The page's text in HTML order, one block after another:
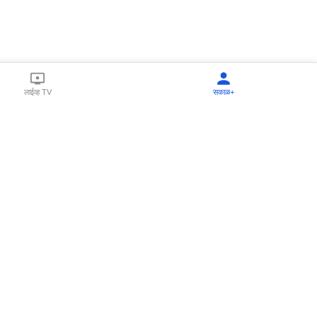
लाईव्ह TV सकाळ+